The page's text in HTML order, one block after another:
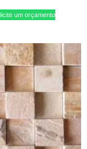
um orçamento